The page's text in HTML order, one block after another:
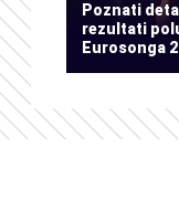
Poznati
rezultati
Eurosonga